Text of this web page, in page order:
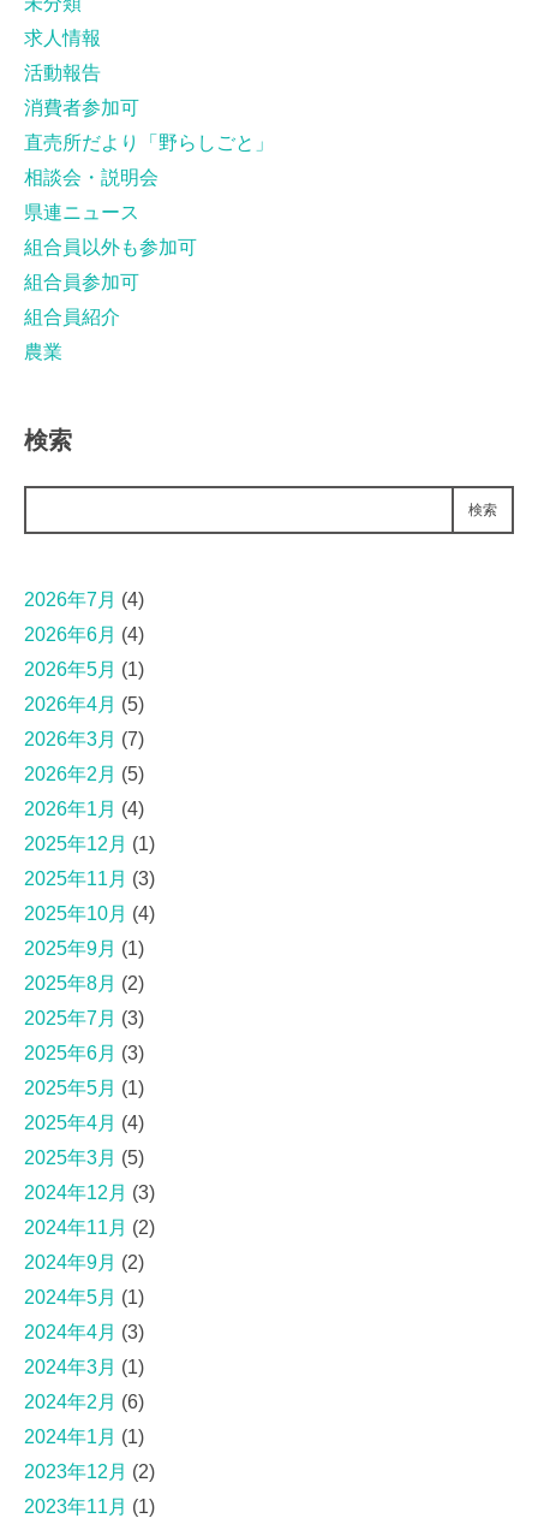
求人情報
活動報告
消費者参加可
直売所だより「野らしごと」
相談会・説明会
県連ニュース
組合員以外も参加可
組合員参加可
組合員紹介
農業
検索
検索
2026年7月 (4)
2026年6月 (4)
2026年5月 (1)
2026年4月 (5)
2026年3月 (7)
2026年2月 (5)
2026年1月 (4)
2025年12月 (1)
2025年11月 (3)
2025年10月 (4)
2025年9月 (1)
2025年8月 (2)
2025年7月 (3)
2025年6月 (3)
2025年5月 (1)
2025年4月 (4)
2025年3月 (5)
2024年12月 (3)
2024年11月 (2)
2024年9月 (2)
2024年5月 (1)
2024年4月 (3)
2024年3月 (1)
2024年2月 (6)
2024年1月 (1)
2023年12月 (2)
2023年11月 (1)